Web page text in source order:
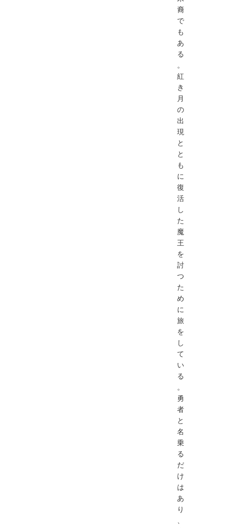
裔
で
も
あ
る
。
紅
き
月
の
出
現
と
と
も
に
復
活
し
た
魔
王
を
討
つ
た
め
に
旅
を
し
て
い
る
。
勇
者
と
名
乗
る
だ
け
は
あ
り
、